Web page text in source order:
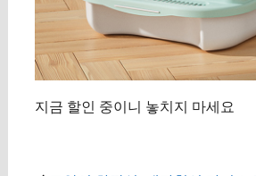
지금 할인 중이니 놓치지 마세요